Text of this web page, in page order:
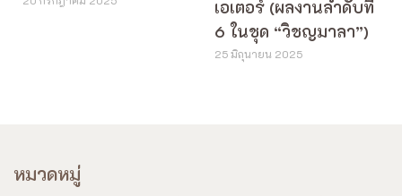
เอเตอร์ (ผลงานลำดับที่
6 ในชุด “วิชญมาลา”)
25 มิถุนายน 2025
หมวดหมู่